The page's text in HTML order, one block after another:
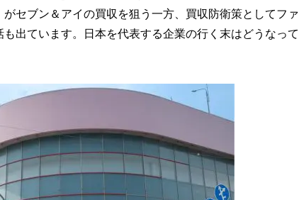
セブン＆アイの買収を狙う一方、買収防衛策としてファ
出ています。日本を代表する企業の行く末はどうなって